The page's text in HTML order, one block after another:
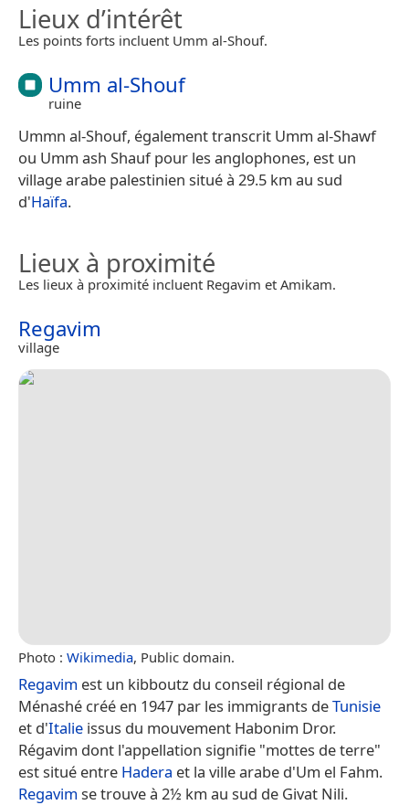
Lieux d’intérêt
Les points forts incluent Umm al-Shouf.
Umm al-Shouf
ruine
Ummn al-Shouf, également transcrit Umm al-Shawf
ou Umm ash Shauf pour les anglophones, est un
village arabe palestinien situé à 29.5 km au sud
d'Haïfa.
Lieux à proximité
Les lieux à proximité incluent Regavim et Amikam.
Regavim
village
Photo : Wikimedia, Public domain.
Regavim est un kibboutz du conseil régional de
Ménashé créé en 1947 par les immigrants deTunisie
et d'Italie issus du mouvement Habonim Dror.
Régavim dont l'appellation signifie "mottes de terre"
est situé entre Hadera et la ville arabe d'Um el Fahm.
Regavim se trouve à 2½ km au sud de Givat Nili.